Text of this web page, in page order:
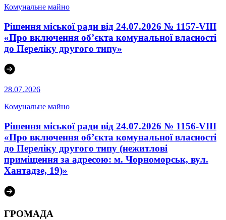
Комунальне майно
Рішення міської ради від 24.07.2026 № 1157-VIII
«Про включення об’єкта комунальної власності
до Переліку другого типу»
28.07.2026
Комунальне майно
Рішення міської ради від 24.07.2026 № 1156-VIII
«Про включення об’єкта комунальної власності
до Переліку другого типу (нежитлові
приміщення за адресою: м. Чорноморськ, вул.
Хантадзе, 19)»
ГРОМАДА